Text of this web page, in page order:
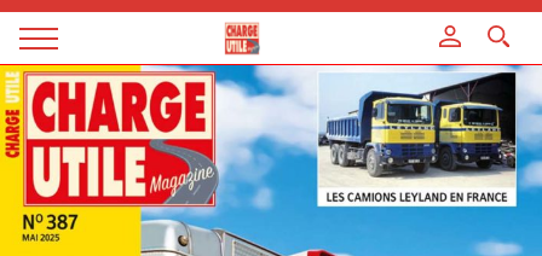
Magazine
Charge
utile
Panneau de gestion des cookies